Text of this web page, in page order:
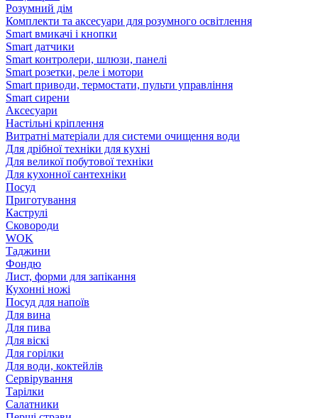
Розумний дім
Комплекти та аксесуари для розумного освітлення
Smart вмикачі і кнопки
Smart датчики
Smart контролери, шлюзи, панелі
Smart розетки, реле і мотори
Smart приводи, термостати, пульти управління
Smart сирени
Аксесуари
Настільні кріплення
Витратні матеріали для системи очищення води
Для дрібної техніки для кухні
Для великої побутової техніки
Для кухонної сантехніки
Посуд
Приготування
Каструлі
Сковороди
WOK
Таджини
Фондю
Лист, форми для запікання
Кухонні ножі
Посуд для напоїв
Для вина
Для пива
Для віскі
Для горілки
Для води, коктейлів
Сервірування
Тарілки
Салатники